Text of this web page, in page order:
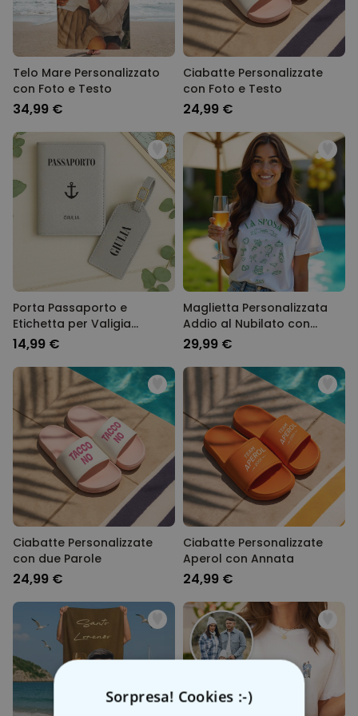
Telo Mare Personalizzato
con Foto e Testo
34,99 €
Ciabatte Personalizzate
con Foto e Testo
24,99 €
Porta Passaporto e
Etichetta per Valigia
Personalizzati con Simbolo
14,99 €
Maglietta Personalizzata
Addio al Nubilato con
Simboli e Testi
29,99 €
Ciabatte Personalizzate
con due Parole
24,99 €
Ciabatte Personalizzate
Aperol con Annata
24,99 €
Sorpresa! Cookies :-)